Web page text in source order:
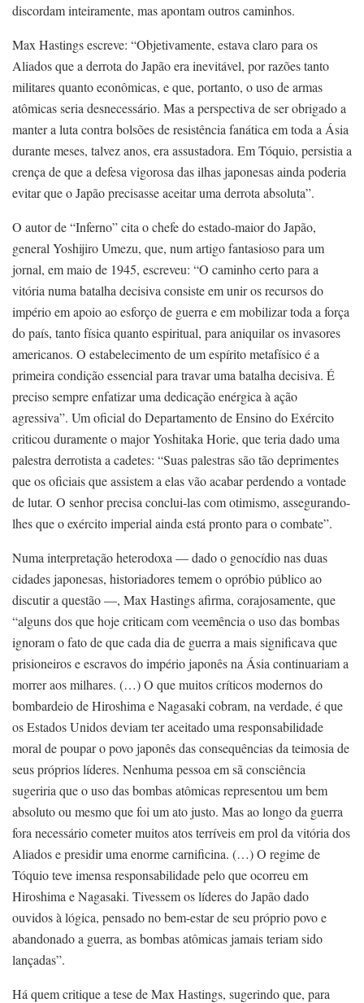
discordam inteiramente, mas apontam outros caminhos.
Max Hastings escreve: “Objetivamente, estava claro para os
Aliados que a derrota do Japão era inevitável, por razões tanto
militares quanto econômicas, e que, portanto, o uso de armas
atômicas seria desnecessário. Mas a perspectiva de ser obrigado a
manter a luta contra bolsões de resistência fanática em toda a Ásia
durante meses, talvez anos, era assustadora. Em Tóquio, persistia a
crença de que a defesa vigorosa das ilhas japonesas ainda poderia
evitar que o Japão precisasse aceitar uma derrota absoluta”.
O autor de “Inferno” cita o chefe do estado-maior do Japão,
general Yoshijiro Umezu, que, num artigo fantasioso para um
jornal, em maio de 1945, escreveu: “O caminho certo para a
vitória numa batalha decisiva consiste em unir os recursos do
império em apoio ao esforço de guerra e em mobilizar toda a força
do país, tanto física quanto espiritual, para aniquilar os invasores
americanos. O estabelecimento de um espírito metafísico é a
primeira condição essencial para travar uma batalha decisiva. É
preciso sempre enfatizar uma dedicação enérgica à ação
agressiva”. Um oficial do Departamento de Ensino do Exército
criticou duramente o major Yoshitaka Horie, que teria dado uma
palestra derrotista a cadetes: “Suas palestras são tão deprimentes
que os oficiais que assistem a elas vão acabar perdendo a vontade
de lutar. O senhor precisa conclui-las com otimismo, assegurando-
lhes que o exército imperial ainda está pronto para o combate”.
Numa interpretação heterodoxa — dado o genocídio nas duas
cidades japonesas, historiadores temem o opróbio público ao
discutir a questão —, Max Hastings afirma, corajosamente, que
“alguns dos que hoje criticam com veemência o uso das bombas
ignoram o fato de que cada dia de guerra a mais significava que
prisioneiros e escravos do império japonês na Ásia continuariam a
morrer aos milhares. (…) O que muitos críticos modernos do
bombardeio de Hiroshima e Nagasaki cobram, na verdade, é que
os Estados Unidos deviam ter aceitado uma responsabilidade
moral de poupar o povo japonês das consequências da teimosia de
seus próprios líderes. Nenhuma pessoa em sã consciência
sugeriria que o uso das bombas atômicas representou um bem
absoluto ou mesmo que foi um ato justo. Mas ao longo da guerra
fora necessário cometer muitos atos terríveis em prol da vitória dos
Aliados e presidir uma enorme carnificina. (…) O regime de
Tóquio teve imensa responsabilidade pelo que ocorreu em
Hiroshima e Nagasaki. Tivessem os líderes do Japão dado
ouvidos à lógica, pensado no bem-estar de seu próprio povo e
abandonado a guerra, as bombas atômicas jamais teriam sido
lançadas”.
Há quem critique a tese de Max Hastings, sugerindo que, para